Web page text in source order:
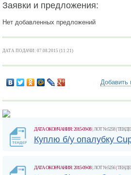
Заявки и предложения:
Нет добавленных предложений
ДАТА ПОДАЧИ: 07.08.2015 (11:21)
Добавить
ДАТА ОКОНЧАНИЯ: 2015-09-08| ЛОТ №5258|
Куплю б/у опалубку
ДАТА ОКОНЧАНИЯ: 2015-09-08| ЛОТ №5256|